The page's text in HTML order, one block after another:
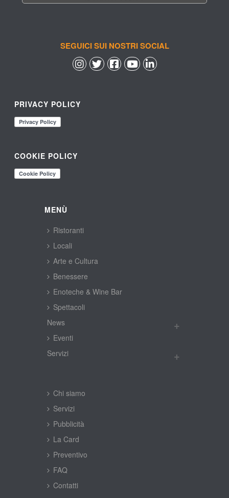
SEGUICI SUI NOSTRI SOCIAL
PRIVACY POLICY
COOKIE POLICY
MENÙ
Ristoranti
Locali
Arte e Cultura
Benessere
Enoteche & Wine Bar
Spettacoli
New
Eventi
Servizi
Chi siamo
Servizi
Pubblicità
La Card
Preventivo
FAQ
Contatti